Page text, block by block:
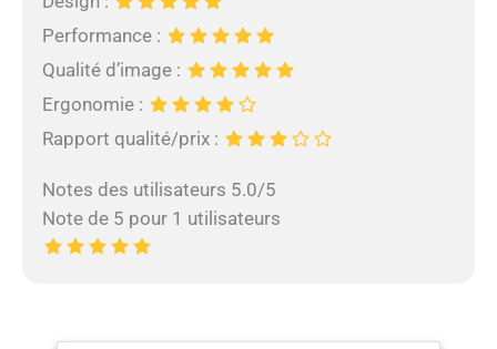
Performance :
Qualité d’image :
Ergonomie :
Rapport qualité/prix :
Notes des utilisateurs 5.0/5
Note de 5 pour 1 utilisateurs